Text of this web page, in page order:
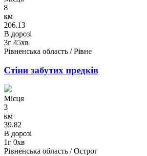
8
км
206.13
В дорозі
3г 45хв
Рівненська область / Рівне
Стіни забутих предків
Місця
3
км
39.82
В дорозі
1г 0хв
Рівненська область / Острог